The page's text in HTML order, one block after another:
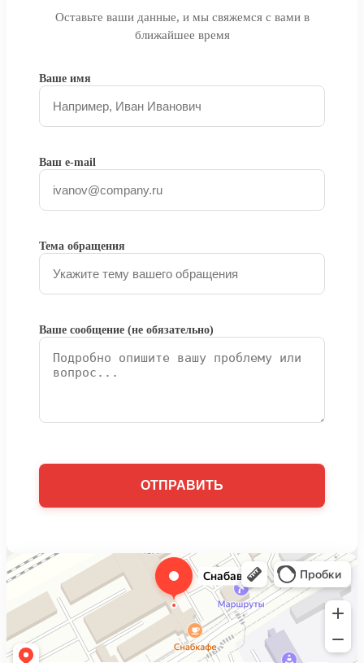
Оставьте ваши данные, и мы свяжемся с вами в
ближайшее время
Ваше имя
Ваш e-mail
Тема обращения
Ваше сообщение (не обязательно)